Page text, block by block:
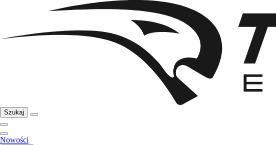
Szukaj
Nowości